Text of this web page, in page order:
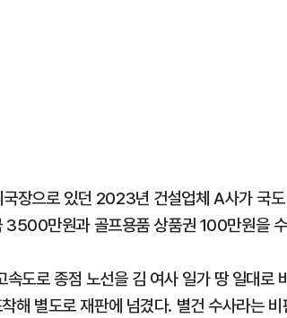
장으로 있던 2023년 건설업체 A사가 국
3500만원과 골프용품 상품권 100만원을
도로 종점 노선을 김 여사 일가 땅 일대로
해 별도로 재판에 넘겼다. 별건 수사라는